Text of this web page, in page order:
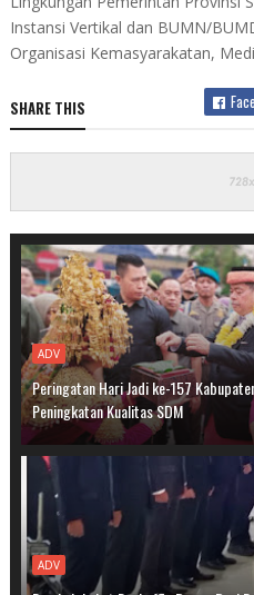
Instansi Vertikal dan BUMN/
Organisasi Kemasyarakatan,
SHARE THIS
ADV
Peringatan Hari Jadi ke-157
Peningkatan Kualitas SDM
ADV